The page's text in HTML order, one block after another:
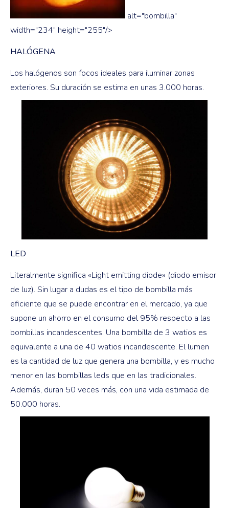
alt="bombilla"
width="234" height="255"/>
HALÓGENA
Los halógenos son focos ideales para iluminar zonas
exteriores. Su duración se estima en unas 3.000 horas.
LED
Literalmente significa «Light emitting diode» (diodo emisor
de luz). Sin lugar a dudas es el tipo de bombilla más
eficiente que se puede encontrar en el mercado, ya que
supone un ahorro en el consumo del 95% respecto a las
bombillas incandescentes. Una bombilla de 3 watios es
equivalente a una de 40 watios incandescente. El lumen
es la cantidad de luz que genera una bombilla, y es mucho
menor en las bombillas leds que en las tradicionales.
Además, duran 50 veces más, con una vida estimada de
50.000 horas.